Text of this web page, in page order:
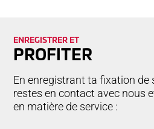
ENREGISTRER ET
PROFITER
En enregistrant ta fixation de
restes en contact avec nous
en matière de service :